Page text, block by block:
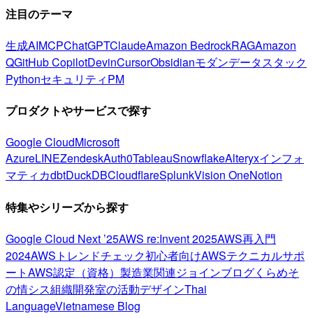
注目のテーマ
生成AIMCPChatGPTClaudeAmazon BedrockRAGAmazon
QGitHub CopilotDevinCursorObsidianモダンデータスタック
PythonセキュリティPM
プロダクトやサービスで探す
Google CloudMicrosoft
AzureLINEZendeskAuth0TableauSnowflakeAlteryxインフォ
マティカdbtDuckDBCloudflareSplunkVision OneNotion
特集やシリーズから探す
Google Cloud Next ’25AWS re:Invent 2025AWS再入門
2024AWSトレンドチェック初心者向けAWSテクニカルサポ
ートAWS認定（資格） 製造業関連ジョインブログくらめそ
の情シス組織開発室の活動デザインThai
LanguageVietnamese Blog